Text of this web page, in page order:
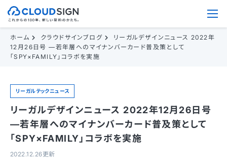
ホーム クラウドサインブログ
リーガルデザインニュース 2022年
12月26日号 —若年層へのマイナンバーカード普及策として
「SPY×FAMILY」コラボを実施
リーガルテックニュース
リーガルデザインニュース 2022年12月26日号
—若年層へのマイナンバーカード普及策として
「SPY×FAMILY」コラボを実施
2022.12.26更新